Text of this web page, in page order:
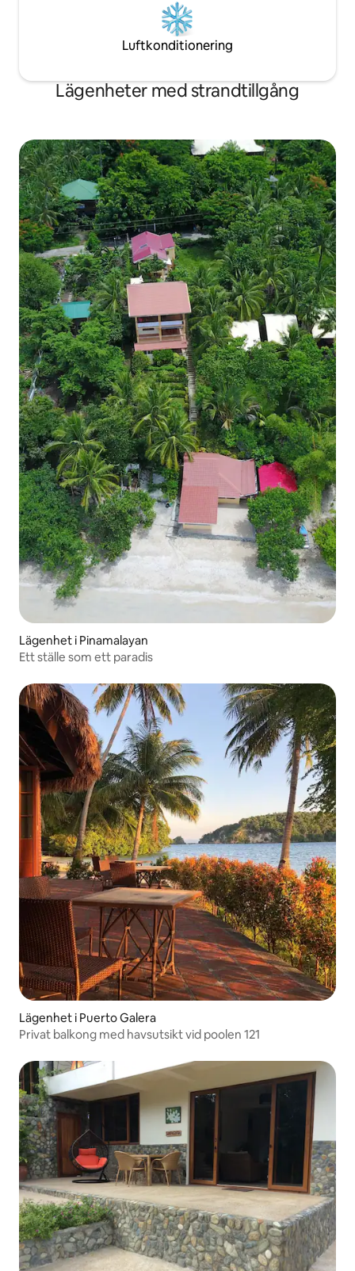
Luftkonditionering
Lägenheter med strandtillgång
Lägenhet i Pinamalayan
Ett ställe som ett paradis
Lägenhet i Puerto Galera
Privat balkong med havsutsikt vid poolen 121